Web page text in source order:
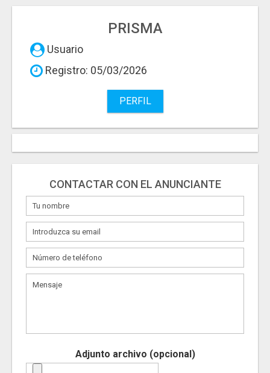
PRISMA
Usuario
Registro: 05/03/2026
PERFIL
CONTACTAR CON EL ANUNCIANTE
Adjunto archivo (opcional)